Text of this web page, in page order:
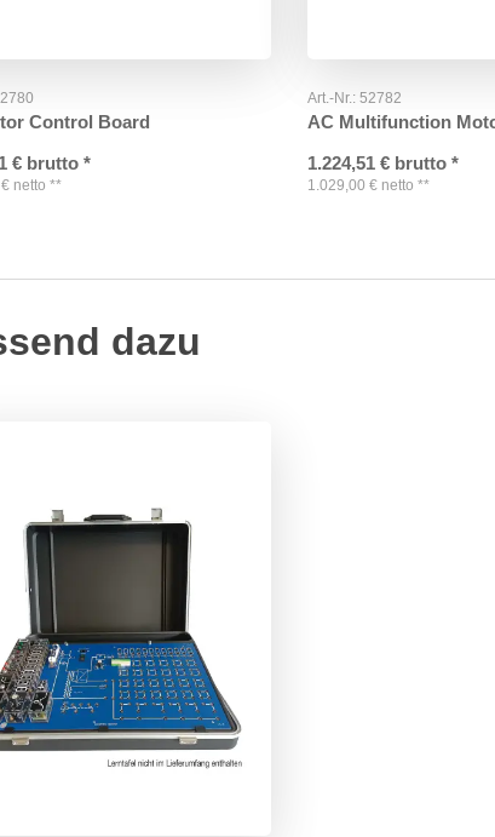
Control Board
€ brutto *
€ netto **
Art.-Nr.: 52782
AC Multifunction
1.224,51 € brutto *
1.029,00 € netto **
dazu